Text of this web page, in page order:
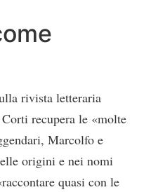
rivista letteraria
recupera le «molte
Marcolfo e
origini e nei nomi
quasi con le